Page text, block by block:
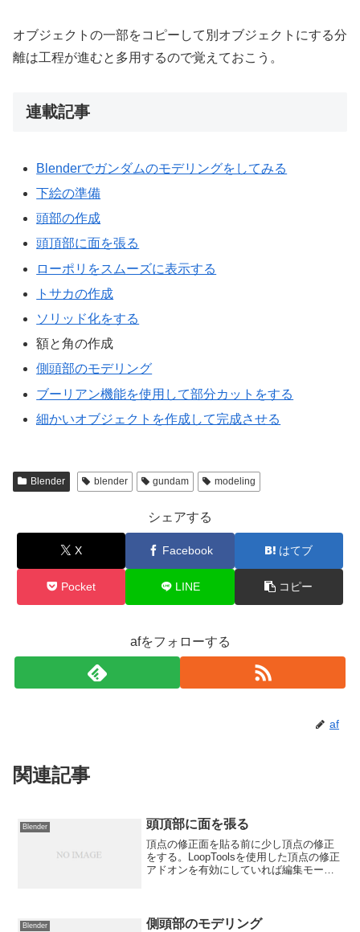
オブジェクトの一部をコピーして別オブジェクトにする分
離は工程が進むと多用するので覚えておこう。
連載記事
Blenderでガンダムのモデリングをしてみる
下絵の準備
頭部の作成
頭頂部に面を張る
ローポリをスムーズに表示する
トサカの作成
ソリッド化をする
額と角の作成
側頭部のモデリング
ブーリアン機能を使用して部分カットをする
細かいオブジェクトを作成して完成させる
Blender blender gundam modeling
シェアする
X Facebook はてブ
Pocket LINE コピー
afをフォローする
af
関連記事
Blender 頭頂部に面を張る
頂点の修正面を貼る前に少し頂点の修正
をする。LoopToolsを使用した頂点の修正
アドオンを有効にしていれば編集モード
を有...
Blender 側頭部のモデリング